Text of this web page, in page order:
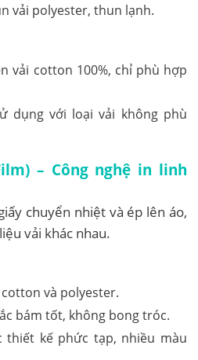
vải polyester, thun lạnh.
vải cotton 100%, chỉ phù hợp
dụng với loại vải không phù
– Công nghệ in linh
chuyển nhiệt và ép lên áo,
vải khác nhau.
và polyester.
bám tốt, không bong tróc.
thiết kế phức tạp, nhiều màu